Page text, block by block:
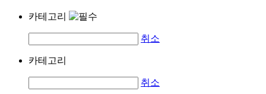
카테고리
취소
카테고리
취소